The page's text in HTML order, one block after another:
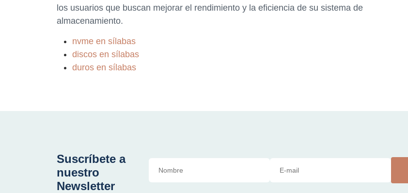
los usuarios que buscan mejorar el rendimiento y la eficiencia de su sistema de
almacenamiento.
nvme en sílabas
discos en sílabas
duros en sílabas
Suscríbete a
nuestro
Newsletter